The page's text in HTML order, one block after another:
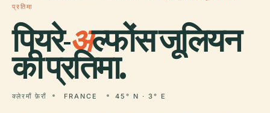
प्रतिमा
पियरे-अल्फोंस जूलियन
की प्रतिमा.
क्लेरमाँ फ़ेराँ FRANCE 45° N · 3° E